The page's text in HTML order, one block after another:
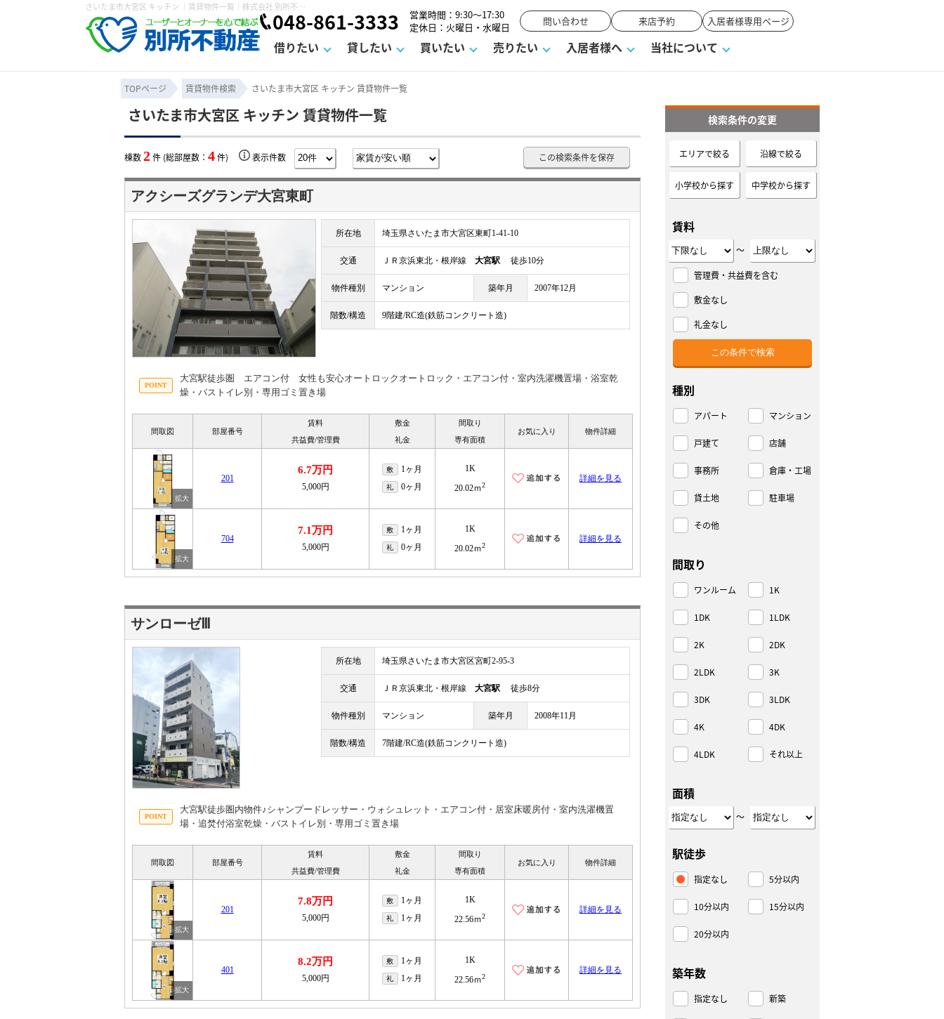
さいたま市大宮区 キッチン ｜賃貸物件一覧｜株式会社 別所不動産
048-861-3333
営業時間：9:30～17:30
定休日：火曜日・水曜日
問い合わせ 来店予約 入居者様専用ページ
借りたい
条件から探す 学区から探す 町名から探す 駐車場を探す お気に入り一覧 物件閲覧履歴
保存した検索条件 賃貸契約までの流れ よくある質問 不動産用語・賃貸用語集
貸したい
賃貸管理について 賃貸経営塾 賃貸Q&A 空室対策 業界ニュース
オーナー座談会 賃貸法律相談室
買いたい
売買物件一覧 購入時の諸費用 購入までの流れ よくある質問 マンションVS戸建て 賃貸vs持ち家
売りたい
不動産売却について 住み替え 借地底地 相続 仲介手数料について
媒介契約の種類 諸費用 仲介と買取の違い 必要な書類 売却の流れ 高く売るポイント
よくある質問
入居者様へ
入居者様専用ページ 退去申請フォーム 駐車場解約フォーム
当社について
会社概要 スタッフ紹介 お知らせ お客様の声 街紹介 お問い合わせ 来店予約
個人情報の取り扱い カスタマーハラスメントに対する基本方針
TOPページ 賃貸物件検索 さいたま市大宮区 キッチン 賃貸物件一覧
さいたま市大宮区 キッチン 賃貸物件一覧
棟数2件 (総部屋数： 4件) 表示件数 この検索条件を保存
アクシーズグランデ大宮東町
所在地 埼玉県さいたま市大宮区東町1-41-10
交通 ＪＲ京浜東北・根岸線 大宮駅 徒歩10分
物件種別 マンション 築年月 2007年12月
階数/構造 9階建/RC造(鉄筋コンクリート造)
大宮駅徒歩圏 エアコン付 女性も安心オートロックオートロック・エアコン付・室内洗濯機置場・浴室乾
燥・バストイレ別・専用ゴミ置き場
間取図 部屋番号
賃料
共益費/管理費
敷金
礼金
間取り
専有面積
お気に入り 物件詳細
201
6.7万円
5,000円
敷 1ヶ月
礼 0ヶ月
1K
20.02ｍ2
詳細を見る
704
7.1万円
5,000円
敷 1ヶ月
礼 0ヶ月
1K
20.02ｍ2
詳細を見る
サンローゼⅢ
所在地 埼玉県さいたま市大宮区宮町2-95-3
交通 ＪＲ京浜東北・根岸線 大宮駅 徒歩8分
物件種別 マンション 築年月 2008年11月
階数/構造 7階建/RC造(鉄筋コンクリート造)
大宮駅徒歩圏内物件♪シャンプードレッサー・ウォシュレット・エアコン付・居室床暖房付・室内洗濯機置
場・追焚付浴室乾燥・バストイレ別・専用ゴミ置き場
間取図 部屋番号
賃料
共益費/管理費
敷金
礼金
間取り
専有面積
お気に入り 物件詳細
201
7.8万円
5,000円
敷 1ヶ月
礼 1ヶ月
1K
22.56ｍ2
詳細を見る
401
8.2万円
5,000円
敷 1ヶ月
礼 1ヶ月
1K
22.56ｍ2
詳細を見る
検索条件の変更
エリアで絞る 沿線で絞る
小学校から探す 中学校から探す
賃料
～
管理費・共益費を含む
敷金なし
礼金なし
種別
アパート マンション
戸建て 店舗
事務所 倉庫・工場
貸土地 駐車場
その他
間取り
ワンルーム 1K
1DK 1LDK
2K 2DK
2LDK 3K
3DK 3LDK
4K 4DK
4LDK それ以上
面積
～
駅徒歩
指定なし 5分以内
10分以内 15分以内
20分以内
築年数
指定なし 新築